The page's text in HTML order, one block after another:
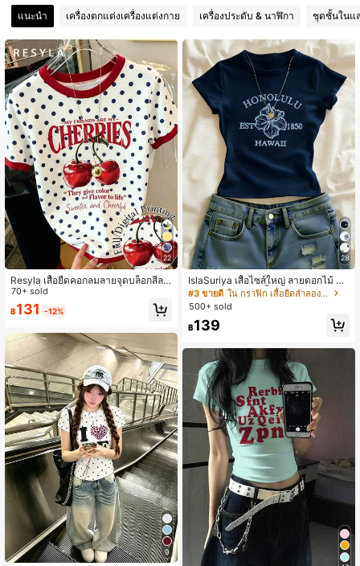
4.59 18K ผู้ติดตาม
4.59 18K ผู้ติดตาม
4.59 18K ผู้ติดตาม
แนะนำ เครื่องตกแต่งเครื่องแต่งกาย เครื่องประดับ & นาฬิกา ชุดชั้นในแ
22
Resyla เสื้อยืดคอกลมลายจุดบล็อกสีลา
ยเชอร์รี่ขนาดใหญ่พิเศษสำหรับผู้หญิง
70+ sold
฿131 -12%
9
28
IslaSuriya เสื้อไซส์ใหญ่ ลายดอกไม้ ลำ
ลองสำหรับผู้หญิง เสื้อยืดกราฟิก ฤดูร้อน
เสื้อชายหาดสำหรับผู้หญิงฤดูร้อน ของข
#3 ขายดี
ใน กราฟิก เสื้อยืดลำลองพื้นฐาน
500+ sold
฿139